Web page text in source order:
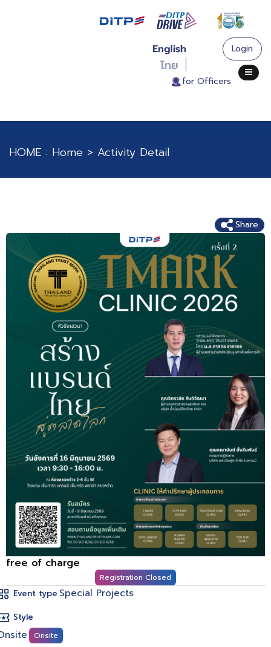
Login
. for Officers
HOME : Home > Activity Detail
Share
free of charge
Registration Closed
Event type Special Projects
Style
Onsite